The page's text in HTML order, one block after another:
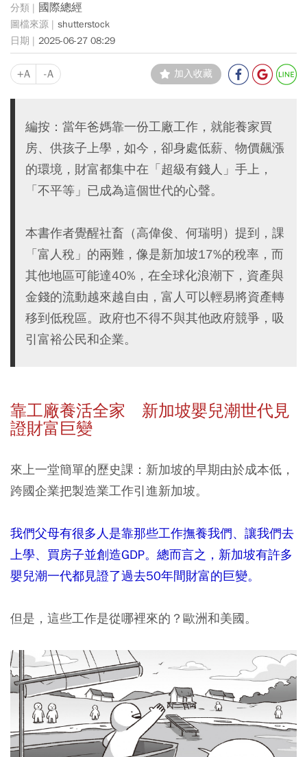
國際總經
shutterstock
2025-06-27 08:29
+A -A 加入收藏
編按：當年爸媽靠一份工廠工作，就能養家買
房、供孩子上學，如今，卻身處低薪、物價飆漲
的環境，財富都集中在「超級有錢人」手上，
「不平等」已成為這個世代的心聲。
本書作者覺醒社畜（高偉俊、何瑞明）提到，課
「富人稅」的兩難，像是新加坡17%的稅率，而
其他地區可能達40%，在全球化浪潮下，資產與
金錢的流動越來越自由，富人可以輕易將資產轉
移到低稅區。政府也不得不與其他政府競爭，吸
引富裕公民和企業。
靠工廠養活全家 新加坡嬰兒潮世代見
證財富巨變
來上一堂簡單的歷史課：新加坡的早期由於成本低，
跨國企業把製造業工作引進新加坡。
我們父母有很多人是靠那些工作撫養我們、讓我們去
上學、買房子並創造GDP。總而言之，新加坡有許多
嬰兒潮一代都見證了過去50年間財富的巨變。
但是，這些工作是從哪裡來的？歐洲和美國。